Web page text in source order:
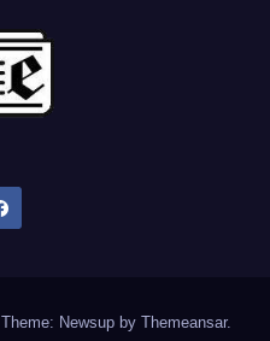
Theme: Newsup by Themeansar.